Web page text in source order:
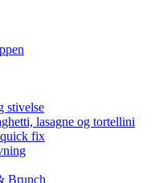
stivelse
lasagne og tortellini
fix
Brunch